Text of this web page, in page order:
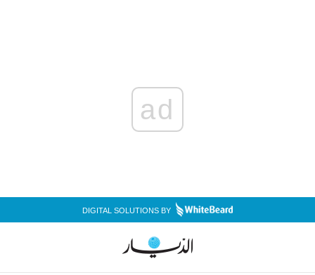
ad
DIGITAL SOLUTIONS BY